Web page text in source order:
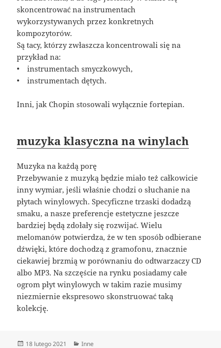
skoncentrować na instrumentach
wykorzystywanych przez konkretnych
kompozytorów.
Są tacy, którzy zwłaszcza koncentrowali się na
przykład na:
• instrumentach smyczkowych,
• instrumentach dętych.
Inni, jak Chopin stosowali wyłącznie fortepian.
muzyka klasyczna na winylach
Muzyka na każdą porę
Przebywanie z muzyką będzie miało też całkowicie
inny wymiar, jeśli właśnie chodzi o słuchanie na
płytach winylowych. Specyficzne trzaski dodadzą
smaku, a nasze preferencje estetyczne jeszcze
bardziej będą zdołały się rozwijać. Wielu
melomanów potwierdza, że w ten sposób odbierane
dźwięki, które dochodzą z gramofonu, znacznie
ciekawiej brzmią w porównaniu do odtwarzaczy CD
albo MP3. Na szczęście na rynku posiadamy całe
ogrom płyt winylowych w takim razie musimy
niezmiernie ekspresowo skonstruować taką
kolekcję.
Data
18 lutego 2021 Kategorie
Inne